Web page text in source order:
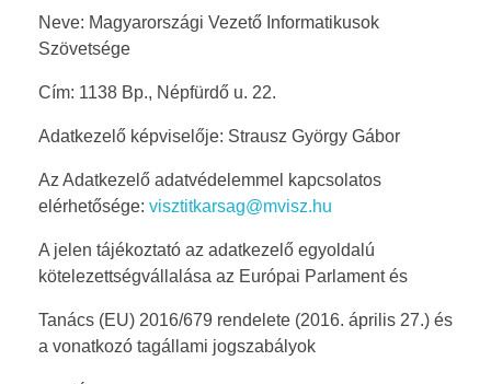
Neve: Magyarországi Vezető Informatikusok
Szövetsége
Cím: 1138 Bp., Népfürdő u. 22.
Adatkezelő képviselője: Strausz György Gábor
Az Adatkezelő adatvédelemmel kapcsolatos
elérhetősége: visztitkarsag@mvisz.hu
A jelen tájékoztató az adatkezelő egyoldalú
kötelezettségvállalása az Európai Parlament és
Tanács (EU) 2016/679 rendelete (2016. április 27.) és
a vonatkozó tagállami jogszabályok